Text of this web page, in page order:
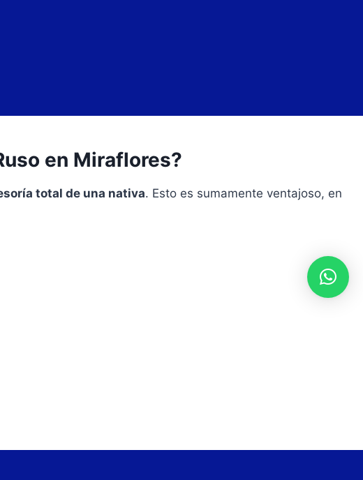
en Miraflores?
total de una nativa. Esto es sumamente ventajoso, en